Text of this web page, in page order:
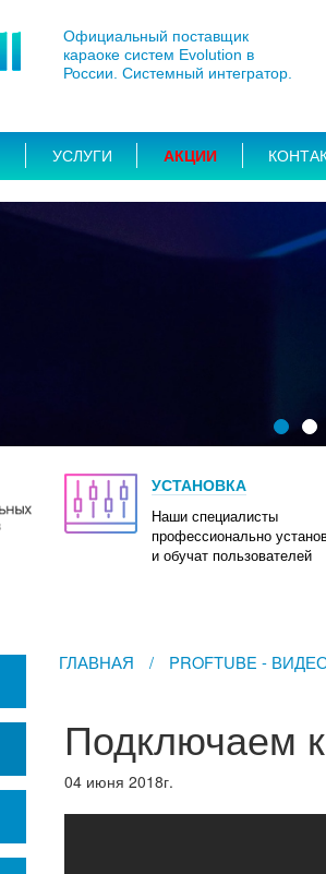
Официальный поставщик
караоке систем Evolution в
России. Системный интегратор.
УСЛУГИ АКЦИИ
УСТАНОВКА
Наши специалисты
профессионально
и обучат пользователей
ГЛАВНАЯ / PROFTUBE -
Подключаем
04 июня 2018г.